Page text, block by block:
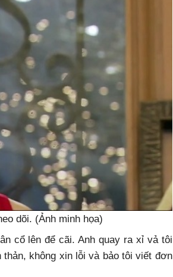
dõi. (Ảnh minh họa)
cổ lên để cãi. Anh quay ra xỉ vả tôi
không xin lỗi và bảo tôi viết đơn